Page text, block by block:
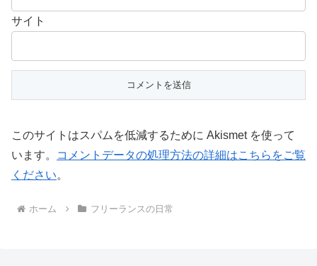
サイト
このサイトはスパムを低減するために Akismet を使って
います。
コメントデータの処理方法の詳細はこちらをご覧
ください。
ホーム フリーランスの日常